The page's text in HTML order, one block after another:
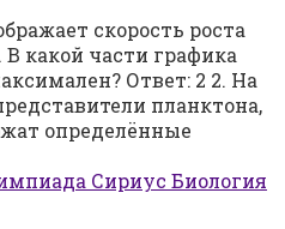
скорость роста
какой части графика
Ответ: 2 2. На
планктона,
определённые
Сириус Биология